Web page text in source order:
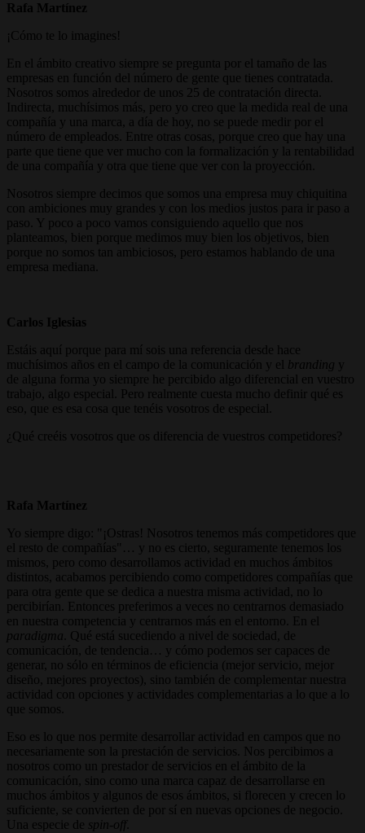
Rafa Martínez
¡Cómo te lo imagines!
En el ámbito creativo siempre se pregunta por el tamaño de las
empresas en función del número de gente que tienes contratada.
Nosotros somos alrededor de unos 25 de contratación directa.
Indirecta, muchísimos más, pero yo creo que la medida real de una
compañía y una marca, a día de hoy, no se puede medir por el
número de empleados. Entre otras cosas, porque creo que hay una
parte que tiene que ver mucho con la formalización y la rentabilidad
de una compañía y otra que tiene que ver con la proyección.
Nosotros siempre decimos que somos una empresa muy chiquitina
con ambiciones muy grandes y con los medios justos para ir paso a
paso. Y poco a poco vamos consiguiendo aquello que nos
planteamos, bien porque medimos muy bien los objetivos, bien
porque no somos tan ambiciosos, pero estamos hablando de una
empresa mediana.
Carlos Iglesias
Estáis aquí porque para mí sois una referencia desde hace
muchísimos años en el campo de la comunicación y el branding y
de alguna forma yo siempre he percibido algo diferencial en vuestro
trabajo, algo especial. Pero realmente cuesta mucho definir qué es
eso, que es esa cosa que tenéis vosotros de especial.
¿Qué creéis vosotros que os diferencia de vuestros competidores?
Rafa Martínez
Yo siempre digo: "¡Ostras! Nosotros tenemos más competidores que
el resto de compañías"… y no es cierto, seguramente tenemos los
mismos, pero como desarrollamos actividad en muchos ámbitos
distintos, acabamos percibiendo como competidores compañías que
para otra gente que se dedica a nuestra misma actividad, no lo
percibirían. Entonces preferimos a veces no centrarnos demasiado
en nuestra competencia y centrarnos más en el entorno. En el
paradigma . Qué está sucediendo a nivel de sociedad, de
comunicación, de tendencia… y cómo podemos ser capaces de
generar, no sólo en términos de eficiencia (mejor servicio, mejor
diseño, mejores proyectos), sino también de complementar nuestra
actividad con opciones y actividades complementarias a lo que a lo
que somos.
Eso es lo que nos permite desarrollar actividad en campos que no
necesariamente son la prestación de servicios. Nos percibimos a
nosotros como un prestador de servicios en el ámbito de la
comunicación, sino como una marca capaz de desarrollarse en
muchos ámbitos y algunos de esos ámbitos, si florecen y crecen lo
suficiente, se convierten de por sí en nuevas opciones de negocio.
Una especie de spin-off